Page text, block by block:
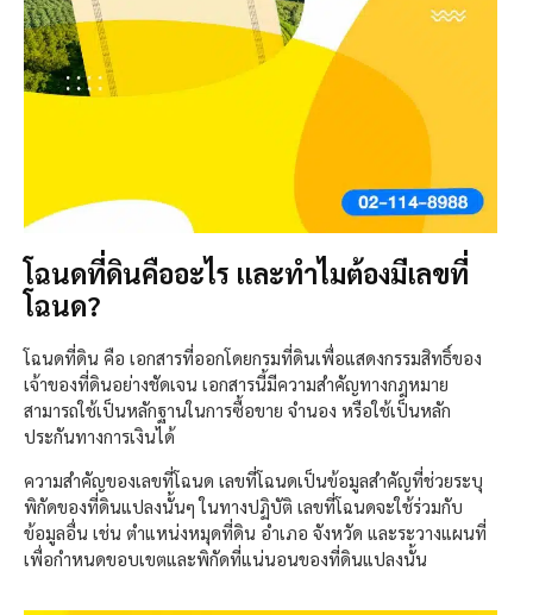
โฉนดที่ดินคืออะไร และทำไมต้องมีเลขที่
โฉนด?
โฉนดที่ดิน คือ เอกสารที่ออกโดยกรมที่ดินเพื่อแสดงกรรมสิทธิ์ของ
เจ้าของที่ดินอย่างชัดเจน เอกสารนี้มีความสำคัญทางกฎหมาย
สามารถใช้เป็นหลักฐานในการซื้อขาย จำนอง หรือใช้เป็นหลัก
ประกันทางการเงินได้
ความสำคัญของเลขที่โฉนด เลขที่โฉนดเป็นข้อมูลสำคัญที่ช่วยระบุ
พิกัดของที่ดินแปลงนั้นๆ ในทางปฏิบัติ เลขที่โฉนดจะใช้ร่วมกับ
ข้อมูลอื่น เช่น ตำแหน่งหมุดที่ดิน อำเภอ จังหวัด และระวางแผนที่
เพื่อกำหนดขอบเขตและพิกัดที่แน่นอนของที่ดินแปลงนั้น